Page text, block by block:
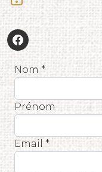
Nom *
Prénom
Email *